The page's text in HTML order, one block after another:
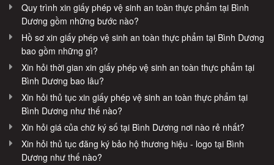
Quy trình xin giấy phép vệ sinh an toàn thực phẩm tại Bình
Dương gồm những bước nào?
Hồ sơ xin giấy phép vệ sinh an toàn thực phẩm tại Bình Dương
bao gồm những gì?
Xin hỏi thời gian xin giấy phép vệ sinh an toàn thực phẩm tại
Bình Dương bao lâu?
Xin hỏi thủ tục xin giấy phép vệ sinh an toàn thực phẩm tại
Bình Dương như thế nào?
Xin hỏi giá của chữ ký số tại Bình Dương nơi nào rẻ nhất?
Xin hỏi thủ tục đăng ký bảo hộ thương hiệu - logo tại Bình
Dương như thế nào?